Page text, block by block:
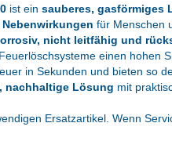
ist ein sauberes, gasförmiges
für Menschen
nicht leitfähig und
einen hohen
in Sekunden und bieten so
Lösung mit
Ersatzartikel. Wenn